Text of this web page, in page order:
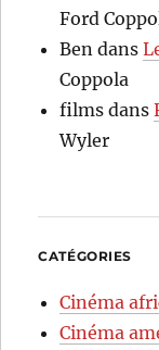
Ford
Ben dans
Coppola
films dans
Wyler
CATÉGORIES
Cinéma
Cinéma